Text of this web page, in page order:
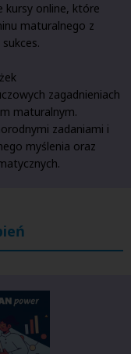
kursy online, które
maturalnego z
zagadnieniach
maturalnym.
zadaniami i
myślenia oraz